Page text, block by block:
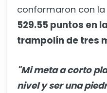
conformaron con
529.55 puntos en
trampolín de tres
"Mi meta a corto
nivel y ser una